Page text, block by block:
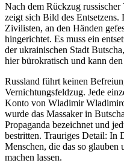
Nach dem Rückzug
zeigt sich Bild des Entsetzens.
Zivilisten, an den Händen
hingerichtet. Es muss ein
der ukrainischen Stadt
hier bürokratisch und kann
Russland führt keinen
Vernichtungsfeldzug. Jede
Konto von Wladimir
wurde das Massaker in
Propaganda bezeichnet und
bestritten. Trauriges Detail: In
Menschen, die das so glauben
machen lassen.